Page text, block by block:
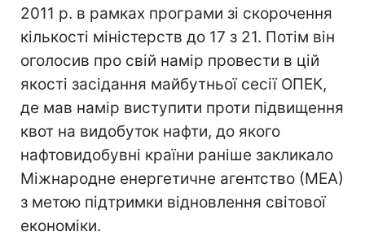
2011 р. в рамках програми зі скорочення
кількості міністерств до 17 з 21. Потім він
оголосив про свій намір провести в цій
якості засідання майбутньої сесії ОПЕК,
де мав намір виступити проти підвищення
квот на видобуток нафти, до якого
нафтовидобувні країни раніше закликало
Міжнародне енергетичне агентство (МЕА)
з метою підтримки відновлення світової
економіки.